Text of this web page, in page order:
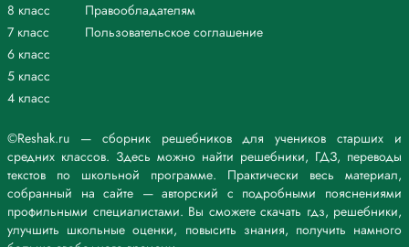
©Reshak.ru — сборник решебников для учеников старших и
средних классов. Здесь можно найти решебники, ГДЗ, переводы
текстов по школьной программе. Практически весь материал,
собранный на сайте — авторский с подробными пояснениями
профильными специалистами. Вы сможете скачать гдз, решебники,
улучшить школьные оценки, повысить знания, получить намного
8 класс
7 класс
6 класс
5 класс
4 класс
Правообладателям
Пользовательское соглашение